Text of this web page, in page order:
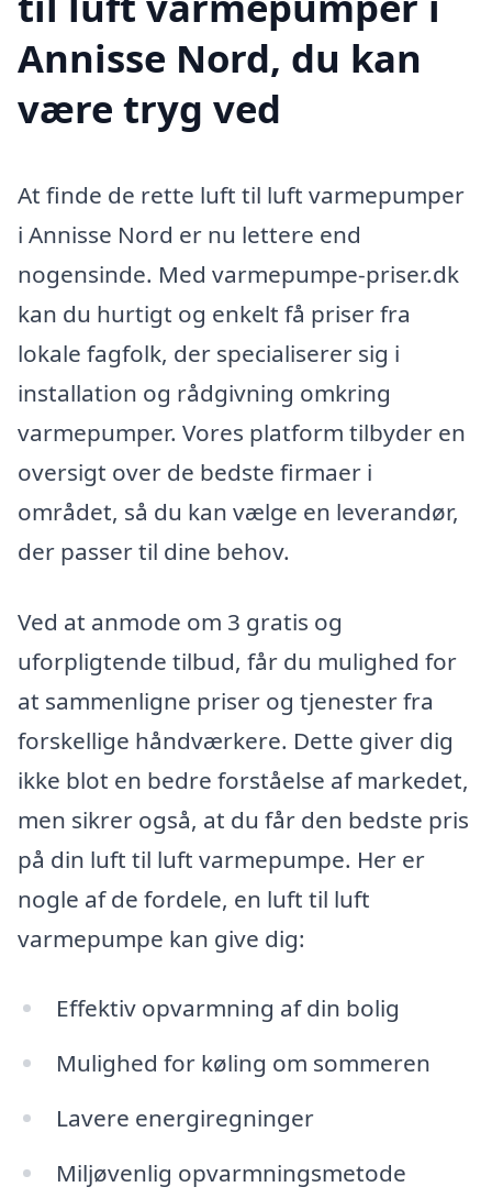
Annisse Nord, du kan
være tryg ved
At finde de rette luft til luft varmepumper
i Annisse Nord er nu lettere end
nogensinde. Med varmepumpe-priser.dk
kan du hurtigt og enkelt få priser fra
lokale fagfolk, der specialiserer sig i
installation og rådgivning omkring
varmepumper. Vores platform tilbyder en
oversigt over de bedste firmaer i
området, så du kan vælge en leverandør,
der passer til dine behov.
Ved at anmode om 3 gratis og
uforpligtende tilbud, får du mulighed for
at sammenligne priser og tjenester fra
forskellige håndværkere. Dette giver dig
ikke blot en bedre forståelse af markedet,
men sikrer også, at du får den bedste pris
på din luft til luft varmepumpe. Her er
nogle af de fordele, en luft til luft
varmepumpe kan give dig:
Effektiv opvarmning af din bolig
Mulighed for køling om sommeren
Lavere energiregninger
Miljøvenlig opvarmningsmetode